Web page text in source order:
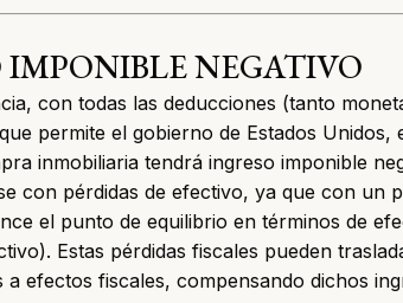
IMPONIBLE NEGATIVO
con todas las deducciones (tanto
permite el gobierno de Estados
inmobiliaria tendrá ingreso imponible
con pérdidas de efectivo, ya que con un
el punto de equilibrio en términos de
Estas pérdidas fiscales pueden
a efectos fiscales, compensando dichos